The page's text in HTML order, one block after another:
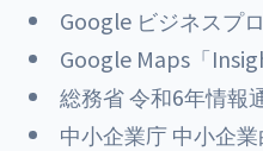
Google ビジネスプ
Google Maps「
総務省 令和6年情報
中小企業庁 中小企